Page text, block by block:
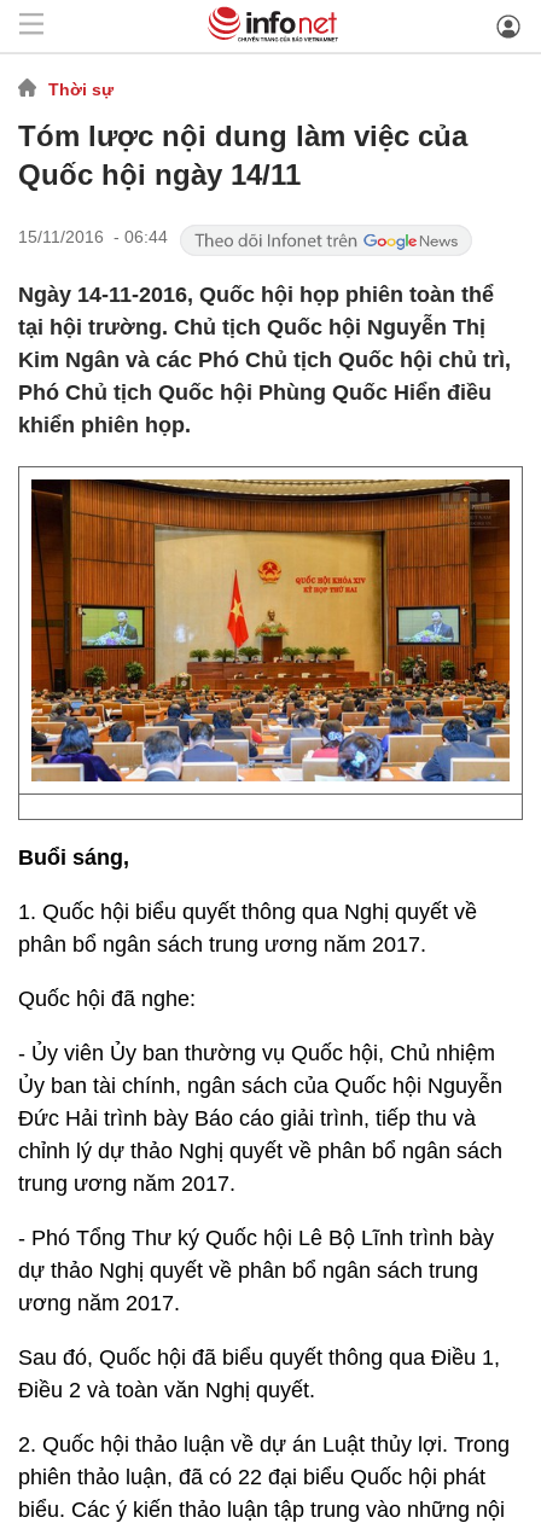
Thời sự
Tóm lược nội dung làm việc của
Quốc hội ngày 14/11
15/11/2016 - 06:44
Ngày 14-11-2016, Quốc hội họp phiên toàn thể
tại hội trường. Chủ tịch Quốc hội Nguyễn Thị
Kim Ngân và các Phó Chủ tịch Quốc hội chủ trì,
Phó Chủ tịch Quốc hội Phùng Quốc Hiển điều
khiển phiên họp.
Buổi sáng,
1. Quốc hội biểu quyết thông qua Nghị quyết về
phân bổ ngân sách trung ương năm 2017.
Quốc hội đã nghe:
- Ủy viên Ủy ban thường vụ Quốc hội, Chủ nhiệm
Ủy ban tài chính, ngân sách của Quốc hội Nguyễn
Đức Hải trình bày Báo cáo giải trình, tiếp thu và
chỉnh lý dự thảo Nghị quyết về phân bổ ngân sách
trung ương năm 2017.
- Phó Tổng Thư ký Quốc hội Lê Bộ Lĩnh trình bày
dự thảo Nghị quyết về phân bổ ngân sách trung
ương năm 2017.
Sau đó, Quốc hội đã biểu quyết thông qua Điều 1,
Điều 2 và toàn văn Nghị quyết.
2. Quốc hội thảo luận về dự án Luật thủy lợi. Trong
phiên thảo luận, đã có 22 đại biểu Quốc hội phát
biểu. Các ý kiến thảo luận tập trung vào những nội